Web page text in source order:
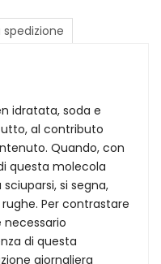
idratata, soda e
al contributo
Quando, con
questa molecola
si segna,
Per contrastare
di questa
giornaliera